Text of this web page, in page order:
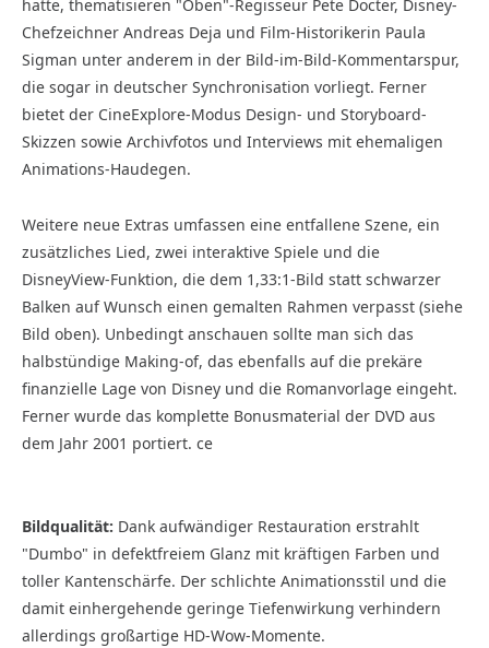
hatte, thematisieren "Oben"-Regisseur Pete Docter, Disney-
Chefzeichner Andreas Deja und Film-Historikerin Paula
Sigman unter anderem in der Bild-im-Bild-Kommentarspur,
die sogar in deutscher Synchronisation vorliegt. Ferner
bietet der CineExplore-Modus Design- und Storyboard-
Skizzen sowie Archivfotos und Interviews mit ehemaligen
Animations-Haudegen.
Weitere neue Extras umfassen eine entfallene Szene, ein
zusätzliches Lied, zwei interaktive Spiele und die
DisneyView-Funktion, die dem 1,33:1-Bild statt schwarzer
Balken auf Wunsch einen gemalten Rahmen verpasst (siehe
Bild oben). Unbedingt anschauen sollte man sich das
halbstündige Making-of, das ebenfalls auf die prekäre
finanzielle Lage von Disney und die Romanvorlage eingeht.
Ferner wurde das komplette Bonusmaterial der DVD aus
dem Jahr 2001 portiert. ce
Bildqualität: Dank aufwändiger Restauration erstrahlt
"Dumbo" in defektfreiem Glanz mit kräftigen Farben und
toller Kantenschärfe. Der schlichte Animationsstil und die
damit einhergehende geringe Tiefenwirkung verhindern
allerdings großartige HD-Wow-Momente.